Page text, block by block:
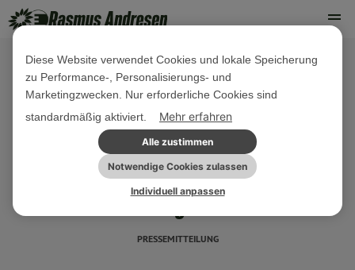
28. JANUAR 2022
Neue Studie zur Finanzialisierung
des Wohnungsmarkts – Große
Investoren spielen Monopoly mit EU-
Wohnungsmarkt
PRESSEMITTEILUNG
Diese Website verwendet Cookies und lokale Speicherung
zu Performance-, Personalisierungs- und
Marketingzwecken. Nur erforderliche Cookies sind
standardmäßig aktiviert.
Mehr erfahren
Alle zustimmen
Notwendige Cookies zulassen
Individuell anpassen